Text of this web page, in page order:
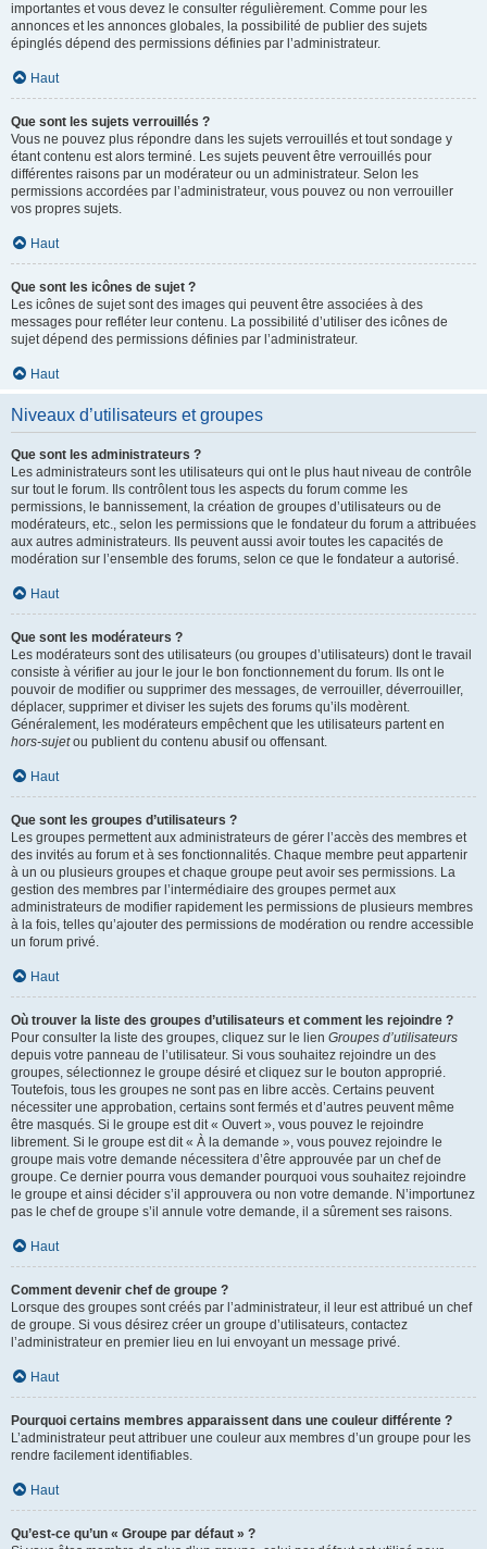
importantes et vous devez le consulter régulièrement. Comme pour les
annonces et les annonces globales, la possibilité de publier des sujets
épinglés dépend des permissions définies par l’administrateur.
Haut
Que sont les sujets verrouillés ?
Vous ne pouvez plus répondre dans les sujets verrouillés et tout sondage y
étant contenu est alors terminé. Les sujets peuvent être verrouillés pour
différentes raisons par un modérateur ou un administrateur. Selon les
permissions accordées par l’administrateur, vous pouvez ou non verrouiller
vos propres sujets.
Haut
Que sont les icônes de sujet ?
Les icônes de sujet sont des images qui peuvent être associées à des
messages pour refléter leur contenu. La possibilité d’utiliser des icônes de
sujet dépend des permissions définies par l’administrateur.
Haut
Niveaux d’utilisateurs et groupes
Que sont les administrateurs ?
Les administrateurs sont les utilisateurs qui ont le plus haut niveau de contrôle
sur tout le forum. Ils contrôlent tous les aspects du forum comme les
permissions, le bannissement, la création de groupes d’utilisateurs ou de
modérateurs, etc., selon les permissions que le fondateur du forum a attribuées
aux autres administrateurs. Ils peuvent aussi avoir toutes les capacités de
modération sur l’ensemble des forums, selon ce que le fondateur a autorisé.
Haut
Que sont les modérateurs ?
Les modérateurs sont des utilisateurs (ou groupes d’utilisateurs) dont le travail
consiste à vérifier au jour le jour le bon fonctionnement du forum. Ils ont le
pouvoir de modifier ou supprimer des messages, de verrouiller, déverrouiller,
déplacer, supprimer et diviser les sujets des forums qu’ils modèrent.
Généralement, les modérateurs empêchent que les utilisateurs partent en
hors-sujetou publient du contenu abusif ou offensant.
Haut
Que sont les groupes d’utilisateurs ?
Les groupes permettent aux administrateurs de gérer l’accès des membres et
des invités au forum et à ses fonctionnalités. Chaque membre peut appartenir
à un ou plusieurs groupes et chaque groupe peut avoir ses permissions. La
gestion des membres par l’intermédiaire des groupes permet aux
administrateurs de modifier rapidement les permissions de plusieurs membres
à la fois, telles qu’ajouter des permissions de modération ou rendre accessible
un forum privé.
Haut
Où trouver la liste des groupes d’utilisateurs et comment les rejoindre ?
Pour consulter la liste des groupes, cliquez sur le lien Groupes d’utilisateurs
depuis votre panneau de l’utilisateur. Si vous souhaitez rejoindre un des
groupes, sélectionnez le groupe désiré et cliquez sur le bouton approprié.
Toutefois, tous les groupes ne sont pas en libre accès. Certains peuvent
nécessiter une approbation, certains sont fermés et d’autres peuvent même
être masqués. Si le groupe est dit « Ouvert », vous pouvez le rejoindre
librement. Si le groupe est dit « À la demande », vous pouvez rejoindre le
groupe mais votre demande nécessitera d’être approuvée par un chef de
groupe. Ce dernier pourra vous demander pourquoi vous souhaitez rejoindre
le groupe et ainsi décider s’il approuvera ou non votre demande. N’importunez
pas le chef de groupe s’il annule votre demande, il a sûrement ses raisons.
Haut
Comment devenir chef de groupe ?
Lorsque des groupes sont créés par l’administrateur, il leur est attribué un chef
de groupe. Si vous désirez créer un groupe d’utilisateurs, contactez
l’administrateur en premier lieu en lui envoyant un message privé.
Haut
Pourquoi certains membres apparaissent dans une couleur différente ?
L’administrateur peut attribuer une couleur aux membres d’un groupe pour les
rendre facilement identifiables.
Haut
Qu’est-ce qu’un « Groupe par défaut » ?